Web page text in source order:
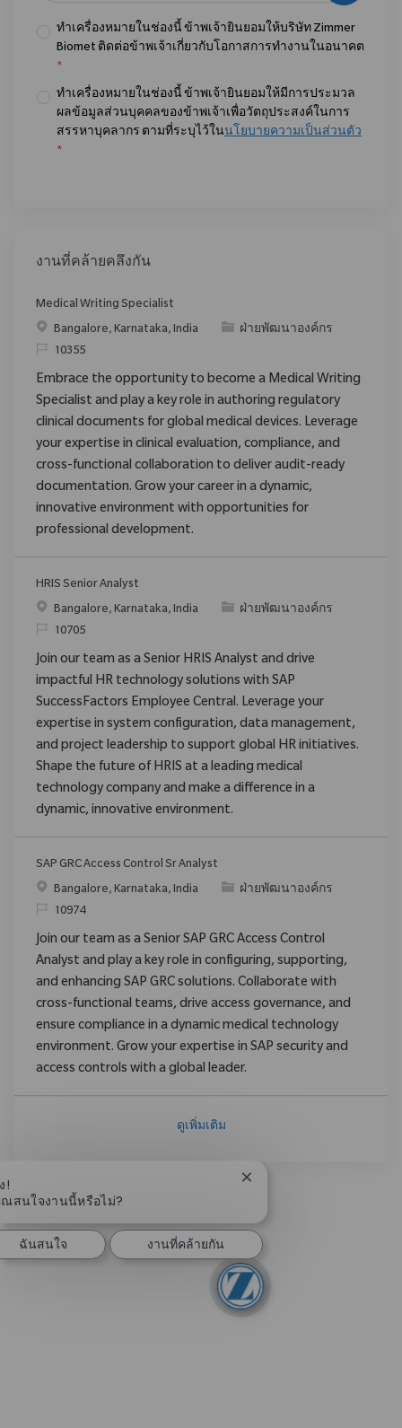
ทำเครื่องหมายในช่องนี้ ข้าพเจ้ายินยอมให้บริษัท Zimmer
Biomet ติดต่อข้าพเจ้าเกี่ยวกับโอกาสการทำงานในอนาคต
*
ทำเครื่องหมายในช่องนี้ ข้าพเจ้ายินยอมให้มีการประมวล
ผลข้อมูลส่วนบุคคลของข้าพเจ้าเพื่อวัตถุประสงค์ในการ
สรรหาบุคลากร ตามที่ระบุไว้ในนโยบายความเป็นส่วนตัว
*
งานที่คล้ายคลึงกัน
Medical Writing Specialist
สถานที่Bangalore, Karnataka, India ประเภท
ฝ่ายพัฒนาองค์กร
ReqId10355
Embrace the opportunity to become a Medical Writing
Specialist and play a key role in authoring regulatory
clinical documents for global medical devices. Leverage
your expertise in clinical evaluation, compliance, and
cross-functional collaboration to deliver audit-ready
documentation. Grow your career in a dynamic,
innovative environment with opportunities for
professional development.
HRIS Senior Analyst
สถานที่Bangalore, Karnataka, India ประเภท
ฝ่ายพัฒนาองค์กร
ReqId10705
Join our team as a Senior HRIS Analyst and drive
impactful HR technology solutions with SAP
SuccessFactors Employee Central. Leverage your
expertise in system configuration, data management,
and project leadership to support global HR initiatives.
Shape the future of HRIS at a leading medical
technology company and make a difference in a
dynamic, innovative environment.
SAP GRC Access Control Sr Analyst
สถานที่Bangalore, Karnataka, India ประเภท
ฝ่ายพัฒนาองค์กร
ReqId10974
Join our team as a Senior SAP GRC Access Control
Analyst and play a key role in configuring, supporting,
and enhancing SAP GRC solutions. Collaborate with
cross-functional teams, drive access governance, and
ensure compliance in a dynamic medical technology
environment. Grow your expertise in SAP security and
access controls with a global leader.
ดูเพิ่มเติม
!
สนใจงานนี้หรือไม่?
ปิดการแจ้งเตือนแชทบอท
ฉันสนใจ งานที่คล้ายกัน